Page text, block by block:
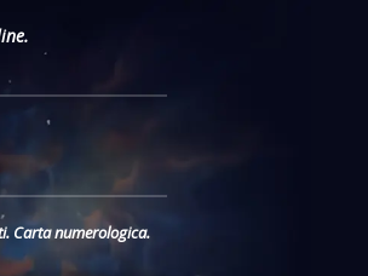
Carta numerologica.